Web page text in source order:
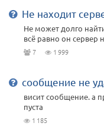
Не находит
Не может долго
всё равно он сервер
7 1 999
сообщение не
висит сообщение. а
пуста
1 185